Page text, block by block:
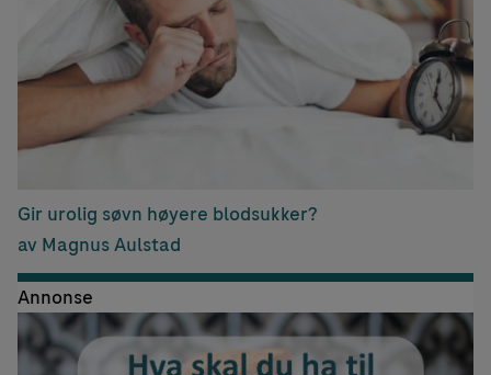
Gir urolig søvn høyere blodsukker?
av Magnus Aulstad
Annonse